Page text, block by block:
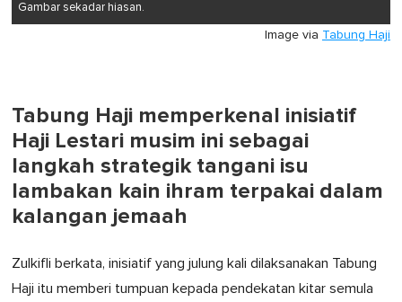
Gambar sekadar hiasan.
Image via Tabung Haji
Tabung Haji memperkenal inisiatif
Haji Lestari musim ini sebagai
langkah strategik tangani isu
lambakan kain ihram terpakai dalam
kalangan jemaah
Zulkifli berkata, inisiatif yang julung kali dilaksanakan Tabung
Haji itu memberi tumpuan kepada pendekatan kitar semula